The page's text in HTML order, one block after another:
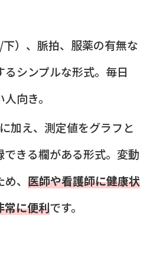
）、脈拍、服薬の有無な
るシンプルな形式。毎日
向き。
加え、測定値をグラフと
できる欄がある形式。変動
、 医師や看護師に健康状
常に便利です。